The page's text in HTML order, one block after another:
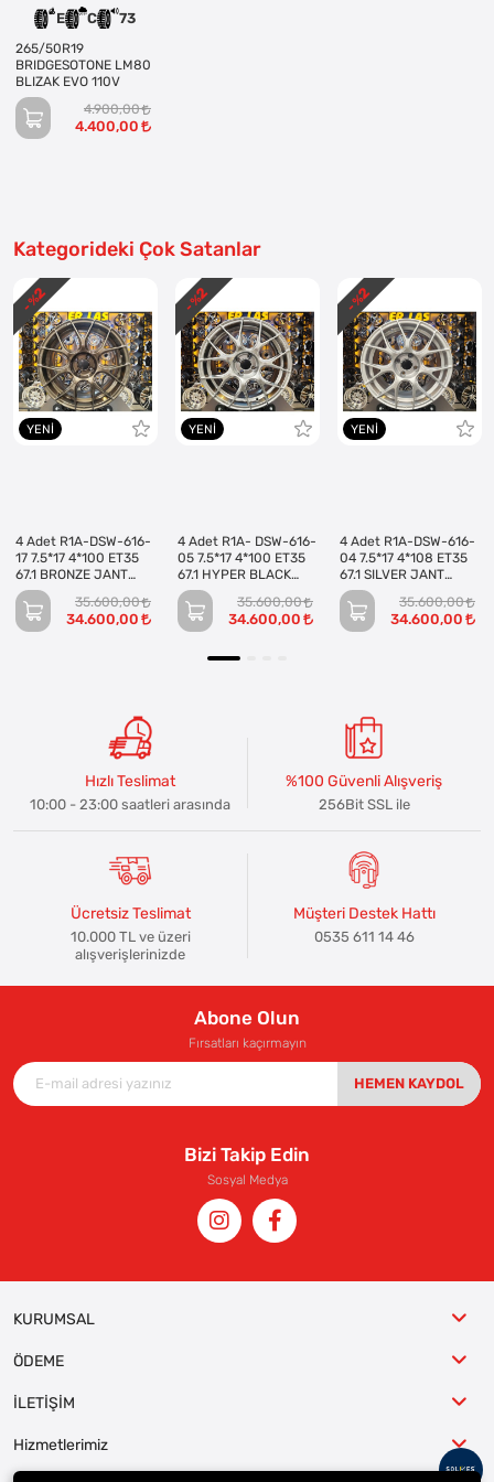
E C 73
265/50R19
BRIDGESOTONE LM80
BLIZAK EVO 110V
4.900,00
4.400,00
Kategorideki Çok Satanlar
YENI
4 Adet R1A-DSW-616-
17 7.5*17 4*100 ET35
67.1 BRONZE JANT
(Takım)
35.600,00
34.600,00
- %
2
YENI
4 Adet R1A- DSW-616-
05 7.5*17 4*100 ET35
67.1 HYPER BLACK
JANT (Takım)
35.600,00
34.600,00
- %
2
YENI
4 Adet R1A-DSW-616-
04 7.5*17 4*108 ET35
67.1 SILVER JANT
(Takım)
35.600,00
34.600,00
- %
2
Hızlı Teslimat
10:00 - 23:00 saatleri arasında
%100 Güvenli Alışveriş
256Bit SSL ile
Ücretsiz Teslimat
10.000 TL ve üzeri
alışverişlerinizde
Müşteri Destek Hattı
0535 611 14 46
Abone Olun
Fırsatları kaçırmayın
HEMEN KAYDOL
Bizi Takip Edin
Sosyal Medya
KURUMSAL
ÖDEME
İLETİŞİM
Hizmetlerimiz